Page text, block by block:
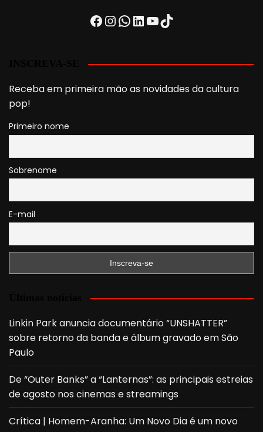
Facebook
Instagram
WhatsApp
LinkedIn
Youtube
TikTok
Receba em primeira mão as novidades da cultura
pop!
Primeiro nome
Sobrenome
E-mail
Linkin Park anuncia documentário “UNSHATTER”
sobre retorno da banda e álbum gravado em São
Paulo
De “Outer Banks” a “Lanternas”: as principais estreias
de agosto nos cinemas e streamings
Crítica | Homem-Aranha: Um Novo Dia é um novo